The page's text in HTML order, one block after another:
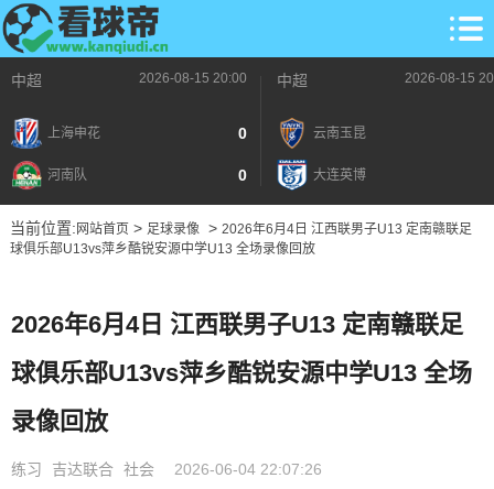
中超 2026-08-15 20:00
上海申花 0
河南队 0
中超 2026-08-15
云南玉昆
大连英博
当前位置: 网站首页> 足球录像 > 2026年6月4日 江西联男子U13 定南赣联足
球俱乐部U13vs萍乡酷锐安源中学U13 全场录像回放
2026年6月4日 江西联男子U13 定南赣联足
球俱乐部U13vs萍乡酷锐安源中学U13 全场
录像回放
练习 吉达联合 社会 2026-06-04 22:07:26